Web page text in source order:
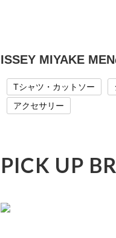
ISSEY MIYAKE
Tシャツ・カットソー
アクセサリー
PICK UP